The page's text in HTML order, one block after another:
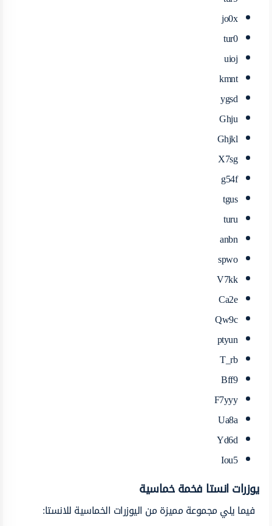
jo0x
tur0
uioj
kmnt
ygsd
Ghju
Ghjkl
X7sg
g54f
tgus
turu
anbn
spwo
V7kk
Ca2e
Qw9c
ptyun
T_rb
Bff9
F7yyy
Ua8a
Yd6d
Iou5
يوزرات انستا فخمة خماسية
فيما يلي مجموعة مميزة من اليوزرات الخماسية للانستا: